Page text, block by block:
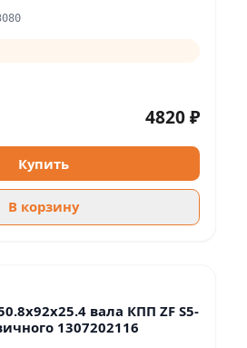
4820 ₽
Купить
В корзину
вала КПП ZF S5-
1307202116